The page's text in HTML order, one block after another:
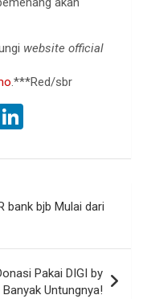
website official
.***Red/sbr
ke
dI
n
bank bjb Mulai dari
Pakai DIGI by
Untungnya!